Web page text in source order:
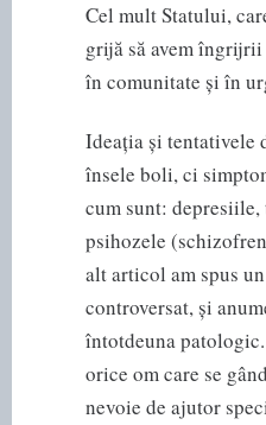
Cel mult Statului,
grijă să avem
în comunitate și în
Ideația și tentativele
însele boli, ci
cum sunt:
psihozele
alt articol am spus
controversat, și
întotdeuna
orice om care se
nevoie de ajutor